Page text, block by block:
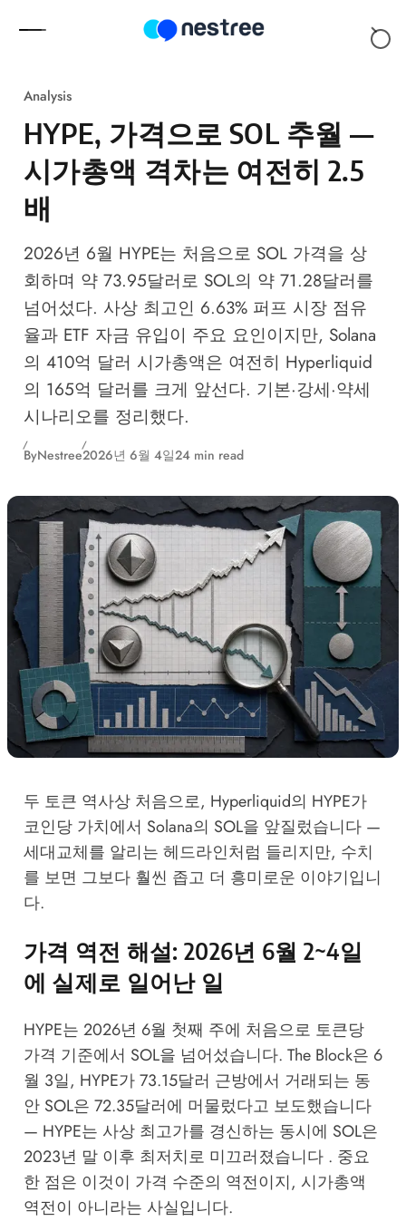
Analysis
HYPE, 가격으로 SOL 추월 —
시가총액 격차는 여전히 2.5
배
2026년 6월 HYPE는 처음으로 SOL 가격을 상
회하며 약 73.95달러로 SOL의 약 71.28달러를
넘어섰다. 사상 최고인 6.63% 퍼프 시장 점유
율과 ETF 자금 유입이 주요 요인이지만, Solana
의 410억 달러 시가총액은 여전히 Hyperliquid
의 165억 달러를 크게 앞선다. 기본·강세·약세
시나리오를 정리했다.
ByNestree2026년 6월 4일24 min read
두 토큰 역사상 처음으로, Hyperliquid의 HYPE가
코인당 가치에서 Solana의 SOL을 앞질렀습니다 —
세대교체를 알리는 헤드라인처럼 들리지만, 수치
를 보면 그보다 훨씬 좁고 더 흥미로운 이야기입니
다.
가격 역전 해설: 2026년 6월 2~4일
에 실제로 일어난 일
HYPE는 2026년 6월 첫째 주에 처음으로 토큰당
가격 기준에서 SOL을 넘어섰습니다. The Block은 6
월 3일, HYPE가 73.15달러 근방에서 거래되는 동
안 SOL은 72.35달러에 머물렀다고 보도했습니다
— HYPE는 사상 최고가를 경신하는 동시에 SOL은
2023년 말 이후 최저치로 미끄러졌습니다 . 중요
한 점은 이것이 가격 수준의 역전이지, 시가총액
역전이 아니라는 사실입니다.